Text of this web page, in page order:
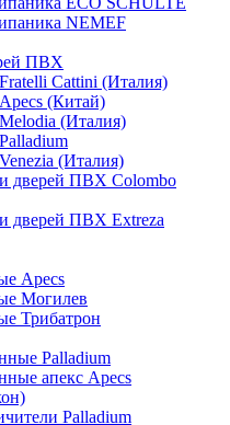
NEMEF
ПВХ
Cattini (Италия)
(Китай)
(Италия)
(Италия)
дверей ПВХ Colombo
дверей ПВХ Extreza
Apecs
Могилев
Трибатрон
Palladium
апекс Apecs
Palladium